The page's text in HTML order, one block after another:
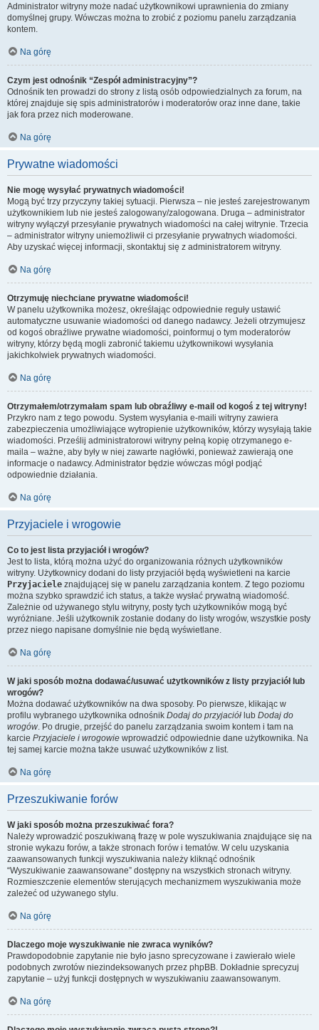
Administrator witryny może nadać użytkownikowi uprawnienia do zmiany
domyślnej grupy. Wówczas można to zrobić z poziomu panelu zarządzania
kontem.
Na górę
Czym jest odnośnik “Zespół administracyjny”?
Odnośnik ten prowadzi do strony z listą osób odpowiedzialnych za forum, na
której znajduje się spis administratorów i moderatorów oraz inne dane, takie
jak fora przez nich moderowane.
Na górę
Prywatne wiadomości
Nie mogę wysyłać prywatnych wiadomości!
Mogą być trzy przyczyny takiej sytuacji. Pierwsza – nie jesteś zarejestrowanym
użytkownikiem lub nie jesteś zalogowany/zalogowana. Druga – administrator
witryny wyłączył przesyłanie prywatnych wiadomości na całej witrynie. Trzecia
– administrator witryny uniemożliwił ci przesyłanie prywatnych wiadomości.
Aby uzyskać więcej informacji, skontaktuj się z administratorem witryny.
Na górę
Otrzymuję niechciane prywatne wiadomości!
W panelu użytkownika możesz, określając odpowiednie reguły ustawić
automatyczne usuwanie wiadomości od danego nadawcy. Jeżeli otrzymujesz
od kogoś obraźliwe prywatne wiadomości, poinformuj o tym moderatorów
witryny, którzy będą mogli zabronić takiemu użytkownikowi wysyłania
jakichkolwiek prywatnych wiadomości.
Na górę
Otrzymałem/otrzymałam spam lub obraźliwy e-mail od kogoś z tej witryny!
Przykro nam z tego powodu. System wysyłania e-maili witryny zawiera
zabezpieczenia umożliwiające wytropienie użytkowników, którzy wysyłają takie
wiadomości. Prześlij administratorowi witryny pełną kopię otrzymanego e-
maila – ważne, aby były w niej zawarte nagłówki, ponieważ zawierają one
informacje o nadawcy. Administrator będzie wówczas mógł podjąć
odpowiednie działania.
Na górę
Przyjaciele i wrogowie
Co to jest lista przyjaciół i wrogów?
Jest to lista, którą można użyć do organizowania różnych użytkowników
witryny. Użytkownicy dodani do listy przyjaciół będą wyświetleni na karcie
Przyjaciele znajdującej się w panelu zarządzania kontem. Z tego poziomu
można szybko sprawdzić ich status, a także wysłać prywatną wiadomość.
Zależnie od używanego stylu witryny, posty tych użytkowników mogą być
wyróżniane. Jeśli użytkownik zostanie dodany do listy wrogów, wszystkie posty
przez niego napisane domyślnie nie będą wyświetlane.
Na górę
W jaki sposób można dodawać/usuwać użytkowników z listy przyjaciół lub
wrogów?
Można dodawać użytkowników na dwa sposoby. Po pierwsze, klikając w
profilu wybranego użytkownika odnośnik Dodaj do przyjaciół lub Dodaj do
wrogów. Po drugie, przejść do panelu zarządzania swoim kontem i tam na
karcie Przyjaciele i wrogowie wprowadzić odpowiednie dane użytkownika. Na
tej samej karcie można także usuwać użytkowników z list.
Na górę
Przeszukiwanie forów
W jaki sposób można przeszukiwać fora?
Należy wprowadzić poszukiwaną frazę w pole wyszukiwania znajdujące się na
stronie wykazu forów, a także stronach forów i tematów. W celu uzyskania
zaawansowanych funkcji wyszukiwania należy kliknąć odnośnik
“Wyszukiwanie zaawansowane” dostępny na wszystkich stronach witryny.
Rozmieszczenie elementów sterujących mechanizmem wyszukiwania może
zależeć od używanego stylu.
Na górę
Dlaczego moje wyszukiwanie nie zwraca wyników?
Prawdopodobnie zapytanie nie było jasno sprecyzowane i zawierało wiele
podobnych zwrotów niezindeksowanych przez phpBB. Dokładnie sprecyzuj
zapytanie – użyj funkcji dostępnych w wyszukiwaniu zaawansowanym.
Na górę